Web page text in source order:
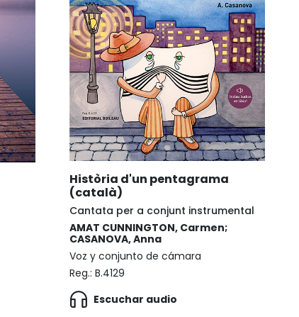
Història d'un pentagrama
(català)
Cantata per a conjunt instrumental
AMAT CUNNINGTON, Carmen;
CASANOVA, Anna
Voz y conjunto de cámara
Reg.: B.4129
Escuchar audio